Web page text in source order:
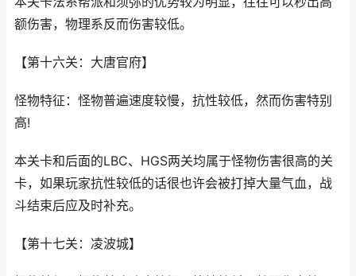
额伤害，物理系反而伤害较低。
【第十六关：大唐官府】
怪物特征：怪物普遍速度较慢，抗性较低，然而伤害特别
高!
本关卡和后面的LBC、HGS两关均属于怪物伤害很高的关
卡，如果玩家抗性较低的话很也许会被打掉大量气血，战
斗结束后应及时补充。
【第十七关：凌波城】